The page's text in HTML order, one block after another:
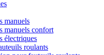
manuels
manuels confort
électriques
roulants